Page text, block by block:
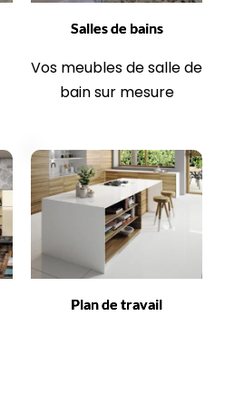
Salles de bains
Vos meubles de salle de
bain sur mesure
Plan de travail